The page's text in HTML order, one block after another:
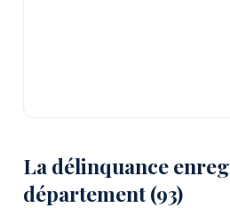
La délinquance
département (93)